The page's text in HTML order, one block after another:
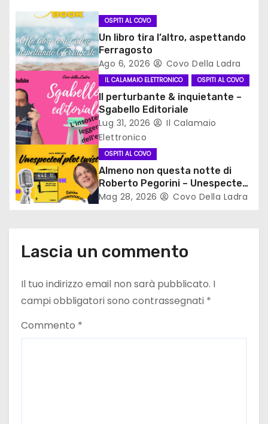
n
e
a
r
t
i
c
o
OSPITI AL COVO
Un libro tira l’altro, aspettando
Ferragosto
Ago 6, 2026 Covo Della Ladra
IL CALAMAIO ELETTRONICO OSPITI AL COVO
Il perturbante & inquietante –
Sgabello Editoriale
Lug 31, 2026
Il Calamaio
Elettronico
OSPITI AL COVO
Almeno non questa notte di
Roberto Pegorini – Unespected
plot twist
Mag 28, 2026 Covo Della Ladra
Lascia un commento
Il tuo indirizzo email non sarà pubblicato. I
campi obbligatori sono contrassegnati *
Commento *